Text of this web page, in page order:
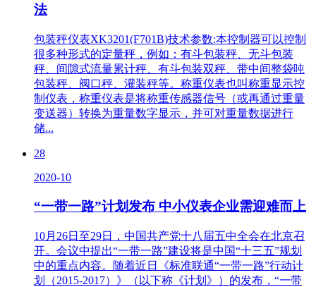
法
包装秤仪表XK3201(F701B)技术参数:本控制器可以控制
很多种形式的定量秤，例如：有斗包装秤、无斗包装
秤、间隙式流量累计秤、有斗包装双秤、带中间整袋吨
包装秤、阀口秤、灌装秤等。称重仪表也叫称重显示控
制仪表，称重仪表是将称重传感器信号（或再通过重量
变送器）转换为重量数字显示，并可对重量数据进行
储...
28
2020-10
“一带一路”计划发布 中小仪表企业需迎难而上
10月26日至29日，中国共产党十八届五中全会在北京召
开。会议中提出“一带一路”建设将是中国“十三五”规划
中的重点内容。随着近日《标准联通“一带一路”行动计
划（2015-2017）》（以下称《计划》）的发布，“一带